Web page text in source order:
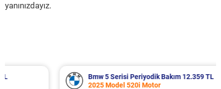
yanınızdayız.
Bmw 5 Serisi Periyodik Bakım 12.359 TL
2025 Model 520i Motor